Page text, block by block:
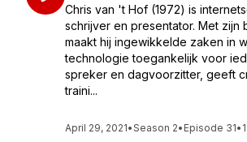
Chris van 't Hof (1972) is
schrijver en presentator. Met zijn
maakt hij ingewikkelde zaken in
technologie toegankelijk voor
spreker en dagvoorzitter, geeft
traini...
April 29, 2021•Season 2• Episode 31•